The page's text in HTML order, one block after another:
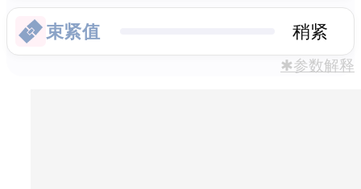
束紧值 稍紧
✱参数解释